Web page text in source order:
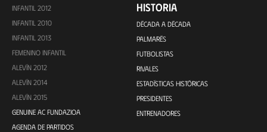
INFANTIL 2012
INFANTIL 2010
INFANTIL 2013
FEMENINO INFANTIL
ALEVÍN 2012
ALEVÍN 2014
ALEVÍN 2015
GENUINE AC FUNDAZIOA
AGENDA DE PARTIDOS
HISTORIA
DÉCADA A DÉCADA
PALMARÉS
FUTBOLISTAS
RIVALES
ESTADÍSTICAS HISTÓRICAS
PRESIDENTES
ENTRENADORES